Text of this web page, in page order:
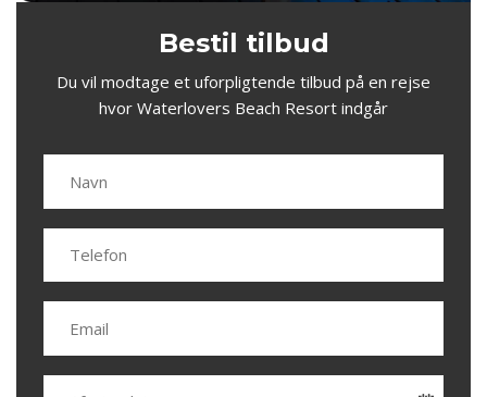
Bestil tilbud
Du vil modtage et uforpligtende tilbud på en rejse
hvor Waterlovers Beach Resort indgår